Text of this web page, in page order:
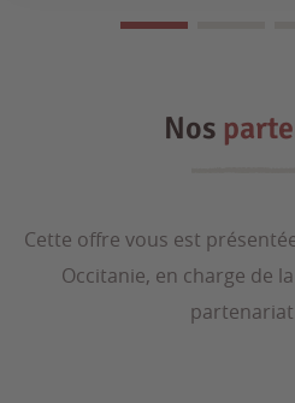
Nos
Cette offre vous est
Occitanie, en charge de
partenariat